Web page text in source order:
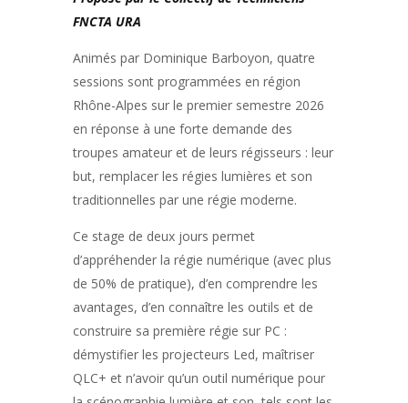
FNCTA URA
Animés par Dominique Barboyon, quatre
sessions sont programmées en région
Rhône-Alpes sur le premier semestre 2026
en réponse à une forte demande des
troupes amateur et de leurs régisseurs : leur
but, remplacer les régies lumières et son
traditionnelles par une régie moderne.
Ce stage de deux jours permet
d’appréhender la régie numérique (avec plus
de 50% de pratique), d’en comprendre les
avantages, d’en connaître les outils et de
construire sa première régie sur PC :
démystifier les projecteurs Led, maîtriser
QLC+ et n’avoir qu’un outil numérique pour